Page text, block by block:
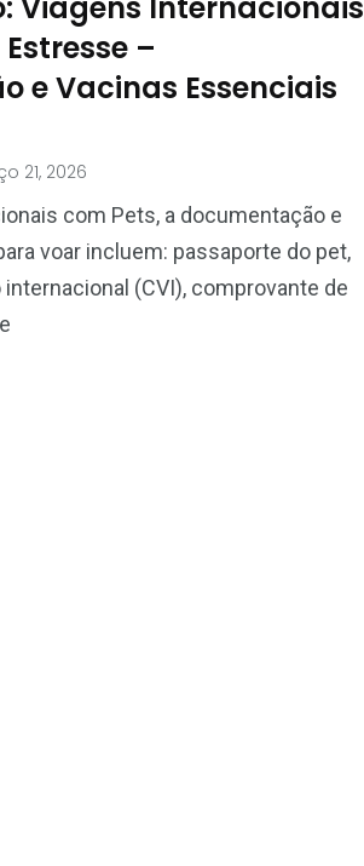
–
e Vacinas Essenciais
21, 2026
com Pets, a documentação e
voar incluem: passaporte do pet,
(CVI), comprovante de